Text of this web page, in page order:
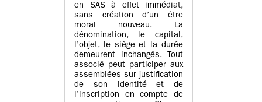
en SAS à effet immédiat,
sans création d’un être
moral nouveau. La
dénomination, le capital,
l’objet, le siège et la durée
demeurent inchangés. Tout
associé peut participer aux
assemblées sur justification
de son identité et de
l’inscription en compte de